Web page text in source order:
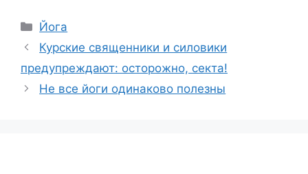
Рубрики
Йога
Курские священники и силовики
предупреждают: осторожно, секта!
Не все йоги одинаково полезны